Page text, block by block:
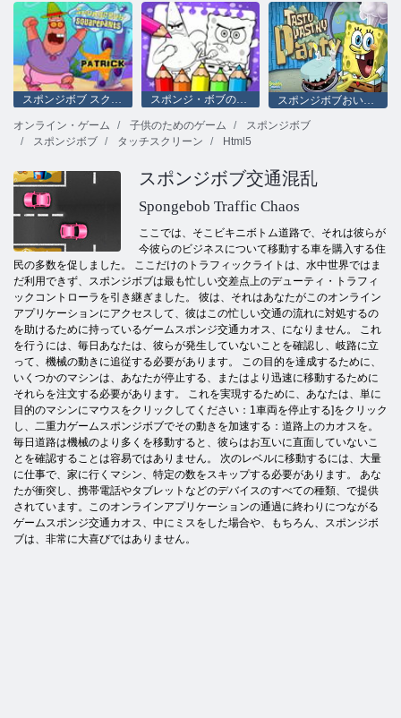
スポンジボブ スクエアパンツ パトリック スポンジ・ボブの塗り絵
スポンジボブおいしいペストリーパーティー
オンライン・ゲーム
子供のためのゲーム
スポンジボブ
スポンジボブ
タッチスクリーン Html5
スポンジボブ交通混乱
Spongebob Traffic Chaos
ここでは、そこビキニボトム道路で、それは彼らが
今彼らのビジネスについて移動する車を購入する住
民の多数を促しました。 ここだけのトラフィックライトは、水中世界ではま
だ利用できず、スポンジボブは最も忙しい交差点上のデューティ・トラフィ
ックコントローラを引き継ぎました。 彼は、それはあなたがこのオンライン
アプリケーションにアクセスして、彼はこの忙しい交通の流れに対処するの
を助けるために持っているゲームスポンジ交通カオス、になりません。 これ
を行うには、毎日あなたは、彼らが発生していないことを確認し、岐路に立
って、機械の動きに追従する必要があります。 この目的を達成するために、
いくつかのマシンは、あなたが停止する、またはより迅速に移動するために
それらを注文する必要があります。 これを実現するために、あなたは、単に
目的のマシンにマウスをクリックしてください：1車両を停止する]をクリック
し、二重力ゲームスポンジボブでその動きを加速する：道路上のカオスを。
毎日道路は機械のより多くを移動すると、彼らはお互いに直面していないこ
とを確認することは容易ではありません。 次のレベルに移動するには、大量
に仕事で、家に行くマシン、特定の数をスキップする必要があります。 あな
たが衝突し、携帯電話やタブレットなどのデバイスのすべての種類、で提供
されています。このオンラインアプリケーションの通過に終わりにつながる
ゲームスポンジ交通カオス、中にミスをした場合や、もちろん、スポンジボ
ブは、非常に大喜びではありません。